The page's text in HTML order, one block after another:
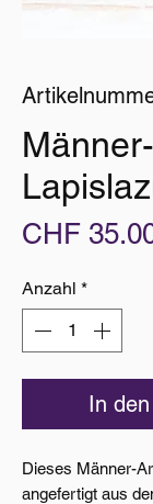
CHF
Anzahl *
In
Dieses Männer-
angefertigt aus